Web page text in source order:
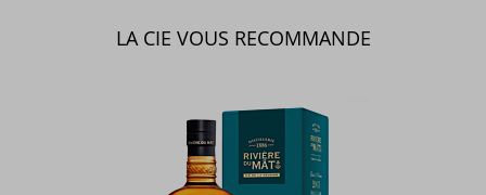
LA CIE VOUS RECOMMANDE